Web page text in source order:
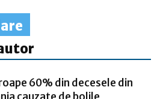
60% din decesele din